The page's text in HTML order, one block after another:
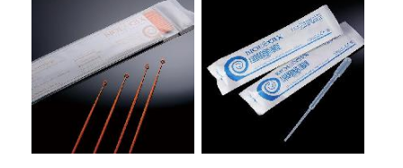
马射线灭菌25-0051